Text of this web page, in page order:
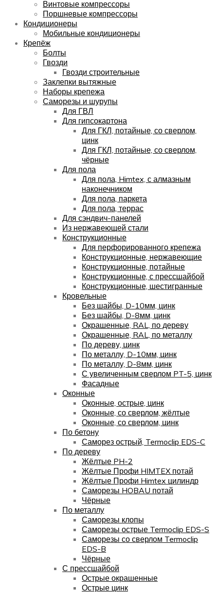
Винтовые компрессоры
Поршневые компрессоры
Кондиционеры
Мобильные кондиционеры
Крепёж
Болты
Гвозди
Гвозди строительные
Заклепки вытяжные
Наборы крепежа
Саморезы и шурупы
Для ГВЛ
Для гипсокартона
Для ГКЛ, потайные, со сверлом,
цинк
Для ГКЛ, потайные, со сверлом,
чёрные
Для пола
Для пола, Himtex, с алмазным
наконечником
Для пола, паркета
Для пола, террас
Для сэндвич-панелей
Из нержавеющей стали
Конструкционные
Для перфорированного крепежа
Конструкционные, нержавеющие
Конструкционные, потайные
Конструкционные, с прессшайбой
Конструкционные, шестигранные
Кровельные
Без шайбы, D-10мм, цинк
Без шайбы, D-8мм, цинк
Окрашенные, RAL, по дереву
Окрашенные, RAL, по металлу
По дереву, цинк
По металлу, D-10мм, цинк
По металлу, D-8мм, цинк
С увеличенным сверлом PT-5, цинк
Фасадные
Оконные
Оконные, острые, цинк
Оконные, со сверлом, жёлтые
Оконные, со сверлом, цинк
По бетону
Саморез острый, Termoclip EDS-C
По дереву
Жёлтые PH-2
Жёлтые Профи HIMTEX потай
Жёлтые Профи Himtex цилиндр
Саморезы HOBAU потай
Чёрные
По металлу
Саморезы клопы
Саморезы острые Termoclip EDS-S
Саморезы со сверлом Termoclip
EDS-B
Чёрные
С прессшайбой
Острые окрашенные
Острые цинк